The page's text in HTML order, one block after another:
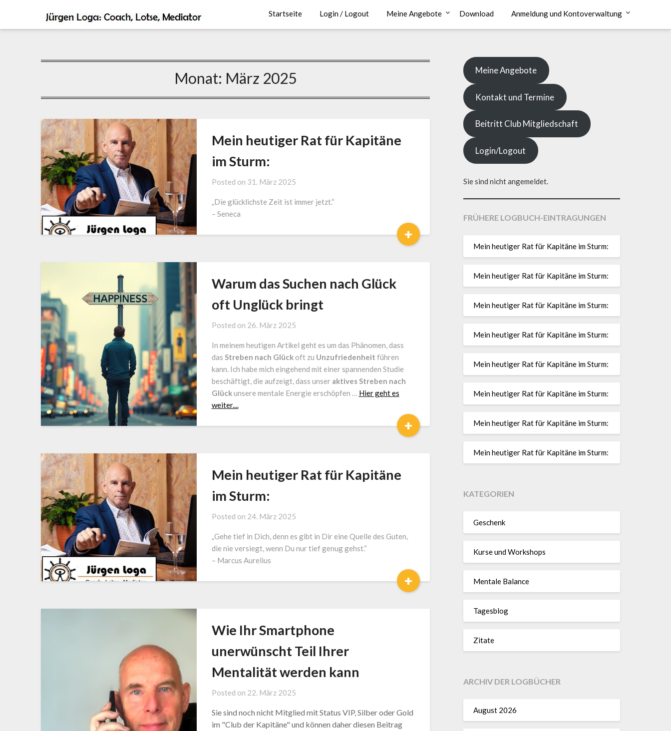
Startseite Login / Logout Meine Angebote Download Anmeldung und Kontoverwaltung
Monat: März 2025
Mein heutiger Rat für Kapitäne
im Sturm:
Posted on 31. März 2025
LOGA,
„Die glücklichste Zeit ist immer jetzt.“
– Seneca
+
Warum das Suchen nach Glück
oft Unglück bringt
Posted on 26. März 2025
Loga
In meinem heutigen Artikel geht es um das Phänomen, dass
das Streben nach Glückoft zu Unzufriedenheit führen
kann. Ich habe mich eingehend mit einer spannenden Studie
beschäftigt, die aufzeigt, dass unser aktives Streben nach
Glückunsere mentale Energie erschöpfen … Hier geht es
weiter....
+
Mein heutiger Rat für Kapitäne
im Sturm:
Posted on 24. März 2025
LOGA,
Lotse
„Gehe tief in Dich, denn es gibt in Dir eine Quelle des Guten,
die nie versiegt, wenn Du nur tief genug gehst.“
– Marcus Aurelius
+
Wie Ihr Smartphone
unerwünscht Teil Ihrer
Mentalität werden kann
Posted on 22. März 2025
Loga
Sie sind noch nicht Mitglied mit Status VIP, Silber oder Gold
im "Club der Kapitäne" und können daher diesen Beitrag
Meine Angebote
Kontakt und Termine
Beitritt Club Mitgliedschaft
Login/Logout
Sie sind nicht angemeldet.
FRÜHERE LOGBUCH-EINTRAGUNGEN
Mein heutiger Rat für Kapitäne im Sturm:
Mein heutiger Rat für Kapitäne im Sturm:
Mein heutiger Rat für Kapitäne im Sturm:
Mein heutiger Rat für Kapitäne im Sturm:
Mein heutiger Rat für Kapitäne im Sturm:
Mein heutiger Rat für Kapitäne im Sturm:
Mein heutiger Rat für Kapitäne im Sturm:
Mein heutiger Rat für Kapitäne im Sturm:
KATEGORIEN
Geschenk
Kurse und Workshops
Mentale Balance
Tagesblog
Zitate
ARCHIV DER LOGBÜCHER
August 2026